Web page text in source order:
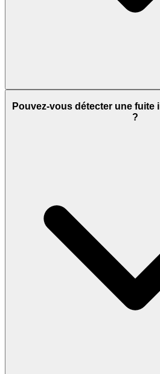
Pouvez-vous détecter une fuite
?